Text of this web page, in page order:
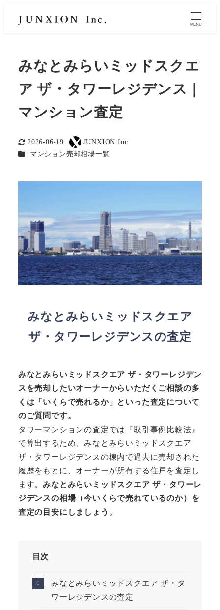
MENU
みなとみらいミッドスクエ
ア ザ・タワーレジデンス｜
マンション査定
更新日
2026-06-19
著
者
JUNXION Inc.
カテゴリー
マンション売却相場一覧
みなとみらいミッドスクエア
ザ・タワーレジデンスの査定
みなとみらいミッドスクエア ザ・タワーレジデン
スを売却したいオーナーからいただくご相談の多
くは「いくらで売れるか」といった査定について
のご質問です。
タワーマンションの査定では『取引事例比較法』
で算出するため、みなとみらいミッドスクエア
ザ・タワーレジデンスの棟内で過去に売却された
履歴をもとに、オーナーが所有する住戸を査定し
ます。みなとみらいミッドスクエア ザ・タワーレ
ジデンスの相場（今いくらで売れているのか）を
査定の目安にしましょう。
目次
みなとみらいミッドスクエア ザ・タ
ワーレジデンスの査定